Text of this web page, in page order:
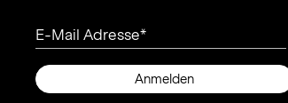
E-Mail Adresse
Anmelden